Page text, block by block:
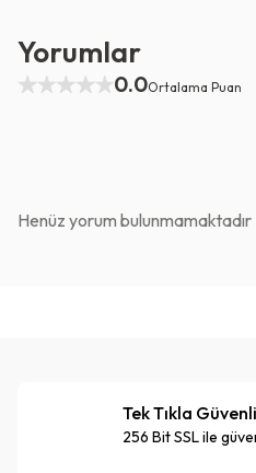
Yorumlar
0.0Ortalama Puan
Henüz yorum bulunmamaktadır
Tek Tıkla
256 Bit SSL ile